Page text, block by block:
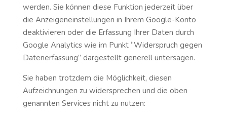
werden. Sie können diese Funktion jederzeit über
die Anzeigeneinstellungen in Ihrem Google-Konto
deaktivieren oder die Erfassung Ihrer Daten durch
Google Analytics wie im Punkt “Widerspruch gegen
Datenerfassung” dargestellt generell untersagen.
Sie haben trotzdem die Möglichkeit, diesen
Aufzeichnungen zu widersprechen und die oben
genannten Services nicht zu nutzen: